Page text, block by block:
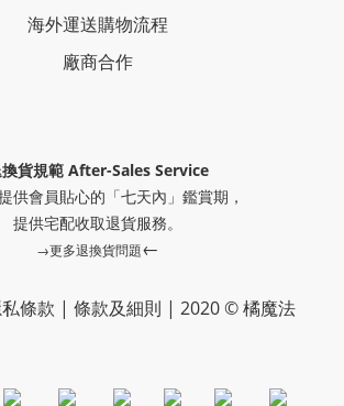
海外運送購物流程
廠商合作
貨規範 After-Sales Service
供會員貼心的「七天內」鑑賞期，
提供宅配收取退貨服務。
→更多退換貨問題←
條款 | 條款及細則 | 2020 © 橘魔法